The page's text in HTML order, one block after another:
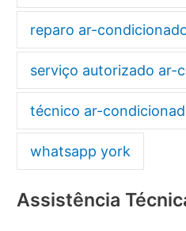
reparo ar-
serviço autorizado ar-
técnico ar-
whatsapp york
Assistência